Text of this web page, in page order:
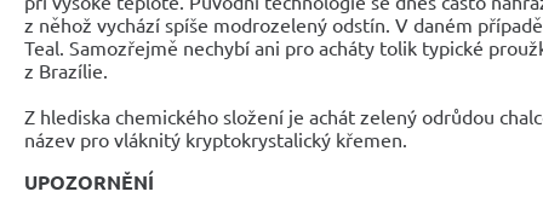
z něhož vychází spíše modrozelený odstín. V daném
Teal. Samozřejmě nechybí ani pro acháty tolik typické
z Brazílie.
Z hlediska chemického složení je achát zelený odrůdou
název pro vláknitý kryptokrystalický křemen.
UPOZORNĚNÍ